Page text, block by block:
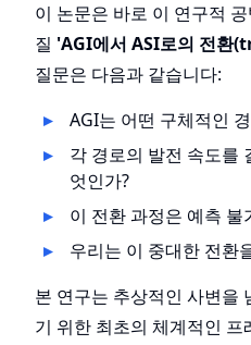
이 논문은 바로 이 연구적
질 'AGI에서 ASI로의 전
질문은 다음과 같습니다:
AGI는 어떤 구체적인
각 경로의 발전 속도
엇인가?
이 전환 과정은 예측
우리는 이 중대한 전환
본 연구는 추상적인 사변을
기 위한 최초의 체계적인